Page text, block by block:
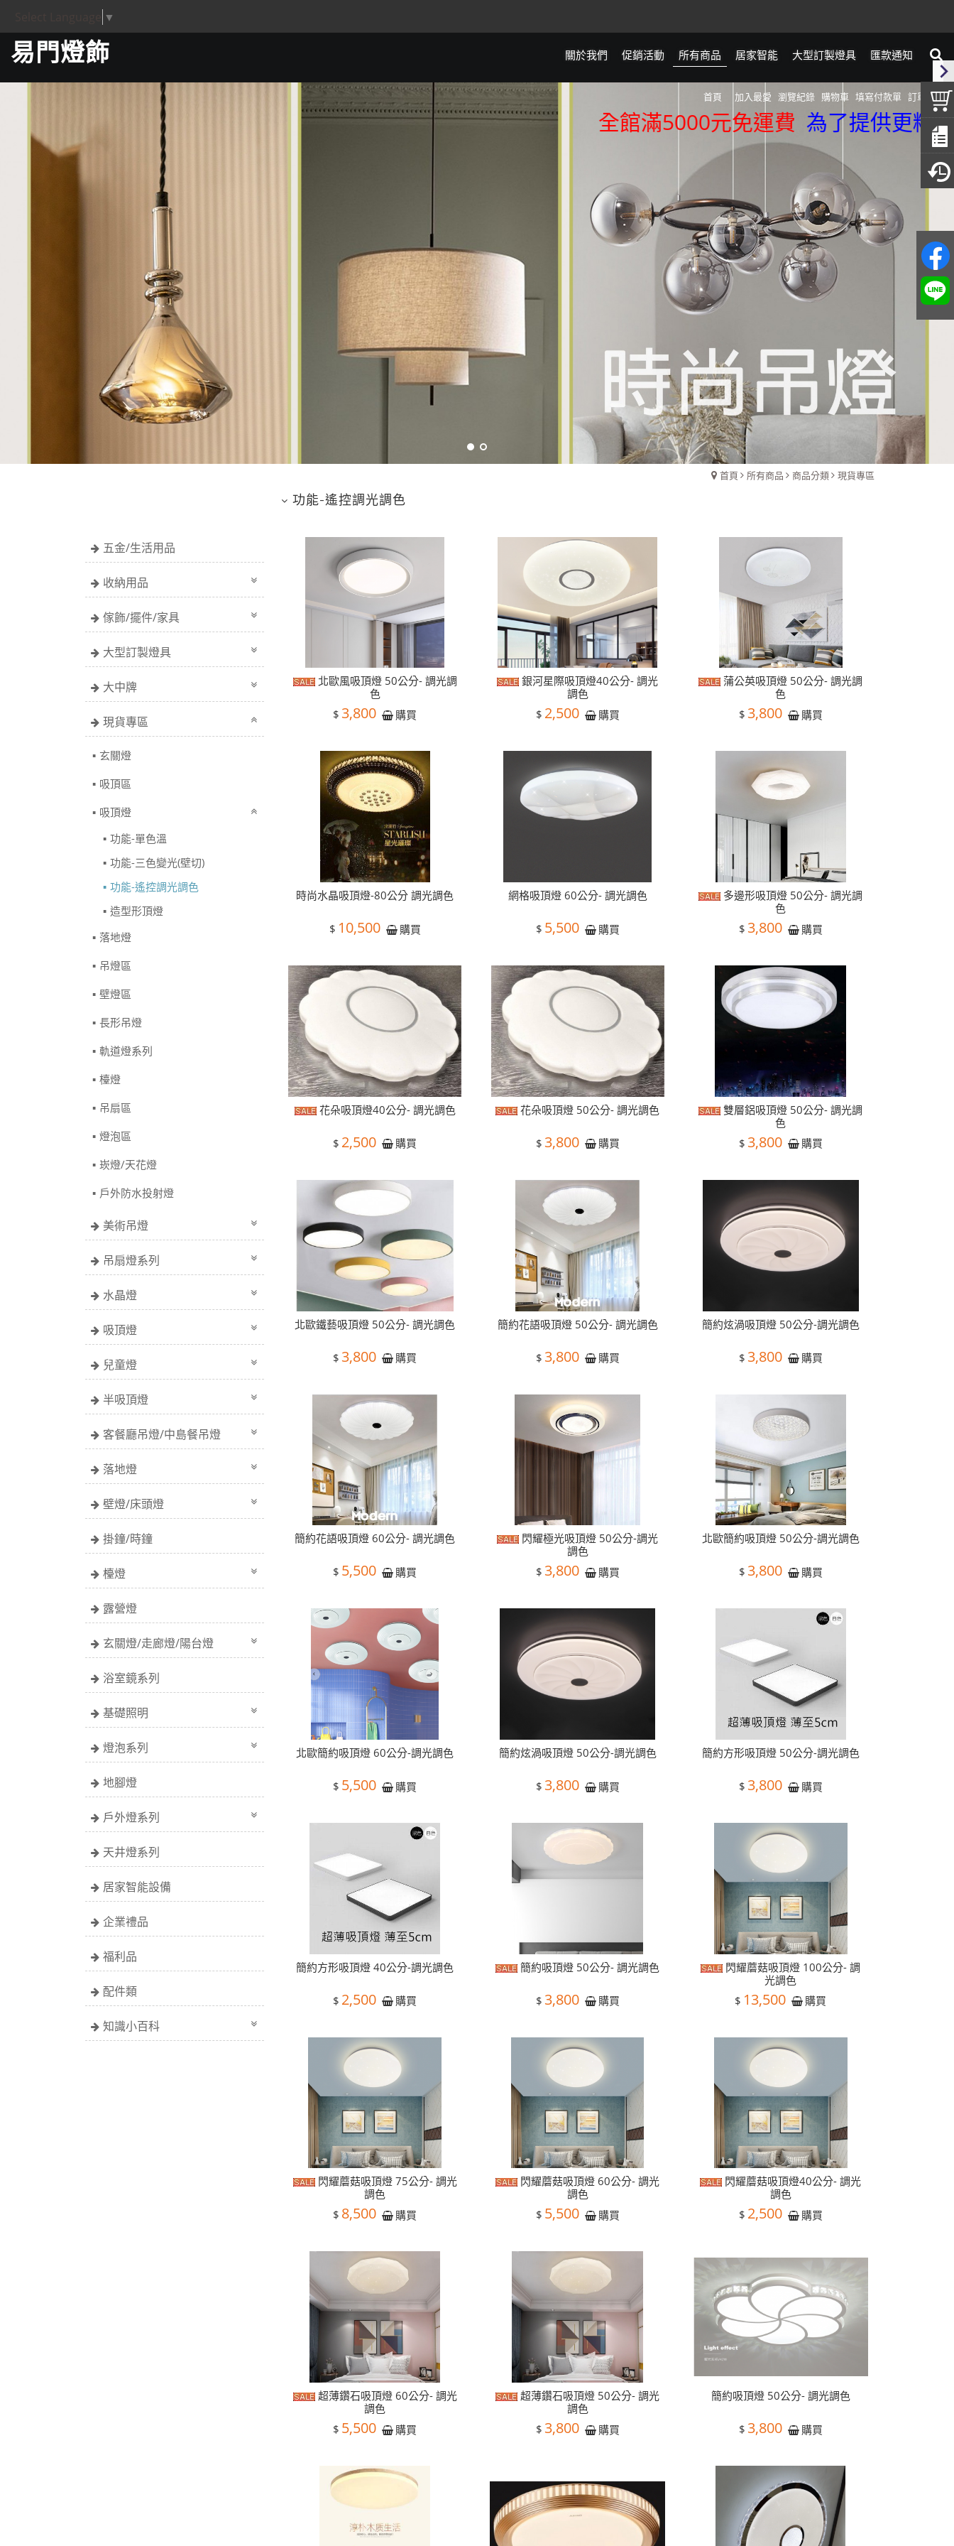
▼
易門燈飾 關於我們 促銷活動 所有商品 居家智能 大型訂製燈具 匯款通知
首頁 加入最愛 瀏覽紀錄 購物車 填寫付款單 訂單查詢
全館滿5000元免運費 為了提供更精準的服
首頁 所有商品 商品分類 現貨專區
五金/生活用品
收納用品
傢飾/擺件/家具
大型訂製燈具
大中牌
現貨專區
玄關燈
吸頂區
吸頂燈
功能-單色溫
功能-三色變光(壁切)
功能-遙控調光調色
造型形頂燈
落地燈
吊燈區
壁燈區
長形吊燈
軌道燈系列
檯燈
吊扇區
燈泡區
崁燈/天花燈
戶外防水投射燈
美術吊燈
吊扇燈系列
水晶燈
吸頂燈
兒童燈
半吸頂燈
客餐廳吊燈/中島餐吊燈
落地燈
壁燈/床頭燈
掛鐘/時鐘
檯燈
露營燈
玄關燈/走廊燈/陽台燈
浴室鏡系列
基礎照明
燈泡系列
地腳燈
戶外燈系列
天井燈系列
居家智能設備
企業禮品
福利品
配件類
知識小百科
功能-遙控調光調色
北歐風吸頂燈 50公分- 調光調
色
$ 3,800 購買
銀河星際吸頂燈40公分- 調光
調色
$ 2,500 購買
蒲公英吸頂燈 50公分- 調光調
色
$ 3,800 購買
時尚水晶吸頂燈-80公分 調光調色
$ 10,500 購買
網格吸頂燈 60公分- 調光調色
$ 5,500 購買
多邊形吸頂燈 50公分- 調光調
色
$ 3,800 購買
花朵吸頂燈40公分- 調光調色
$ 2,500 購買
花朵吸頂燈 50公分- 調光調色
$ 3,800 購買
雙層鋁吸頂燈 50公分- 調光調
色
$ 3,800 購買
北歐鐵藝吸頂燈 50公分- 調光調色
$ 3,800 購買
簡約花語吸頂燈 50公分- 調光調色
$ 3,800 購買
簡約炫渦吸頂燈 50公分-調光調色
$ 3,800 購買
簡約花語吸頂燈 60公分- 調光調色
$ 5,500 購買
閃耀極光吸頂燈 50公分-調光
調色
$ 3,800 購買
北歐簡約吸頂燈 50公分-調光調色
$ 3,800 購買
北歐簡約吸頂燈 60公分-調光調色
$ 5,500 購買
簡約炫渦吸頂燈 50公分-調光調色
$ 3,800 購買
簡約方形吸頂燈 50公分-調光調色
$ 3,800 購買
簡約方形吸頂燈 40公分-調光調色
$ 2,500 購買
簡約吸頂燈 50公分- 調光調色
$ 3,800 購買
閃耀蘑菇吸頂燈 100公分- 調
光調色
$ 13,500 購買
閃耀蘑菇吸頂燈 75公分- 調光
調色
$ 8,500 購買
閃耀蘑菇吸頂燈 60公分- 調光
調色
$ 5,500 購買
閃耀蘑菇吸頂燈40公分- 調光
調色
$ 2,500 購買
超薄鑽石吸頂燈 60公分- 調光
調色
$ 5,500 購買
超薄鑽石吸頂燈 50公分- 調光
調色
$ 3,800 購買
簡約吸頂燈 50公分- 調光調色
$ 3,800 購買